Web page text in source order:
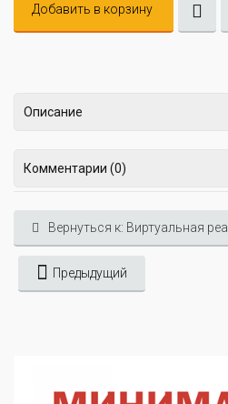
Добавить в корзину
Описание
Комментарии (0)
Вернуться к: Виртуальная
Предыдущий